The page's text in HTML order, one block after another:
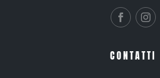
CONTATTI